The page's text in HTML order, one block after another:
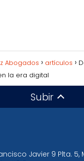
Abogados artículos
la era digital
Subir
Javier 9 Plta. 5,